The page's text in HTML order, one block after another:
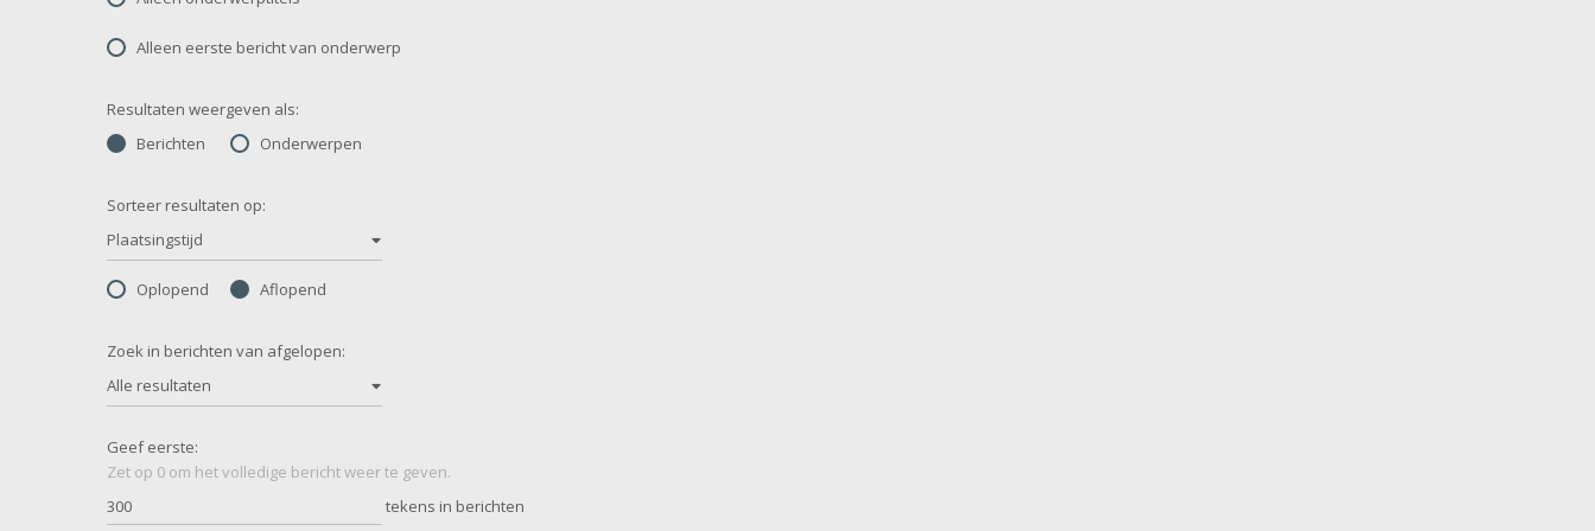
Alleen eerste bericht van onderwerp
Resultaten weergeven als:
Berichten
Onderwerpen
Sorteer resultaten op:
Plaatsingstijd
Oplopend Aflopend
Zoek in berichten van afgelopen:
Alle resultaten
Geef eerste:
Zet op 0 om het volledige bericht weer te geven.
tekens in berichten